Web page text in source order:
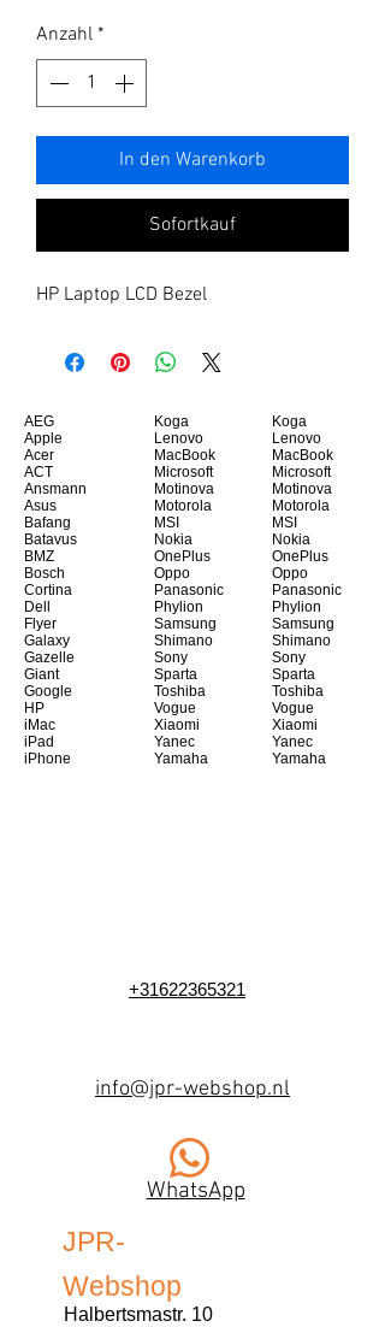
Anzahl *
In den Warenkorb
Sofortkauf
HP Laptop LCD Bezel
AEG
Apple
Acer
ACT
Ansmann
Asus
Bafang
Batavus
BMZ
Bosch
Cortina
Dell
Flyer
Galaxy
Gazelle
Giant
Google
HP
iMac
iPad
iPhone
Koga
Lenovo
MacBook
Microsoft
Motinova
Motorola
MSI
Nokia
OnePlus
Oppo
Panasonic
Phylion
Samsung
Shimano
Sony
Sparta
Toshiba
Vogue
Xiaomi
Yanec
Yamaha
Koga
Lenovo
MacBook
Microsoft
Motinova
Motorola
MSI
Nokia
OnePlus
Oppo
Panasonic
Phylion
Samsung
Shimano
Sony
Sparta
Toshiba
Vogue
Xiaomi
Yanec
Yamaha
+31622365321
info@jpr-webshop.nl
WhatsApp
JPR-
Webshop
Halbertsmastr. 10